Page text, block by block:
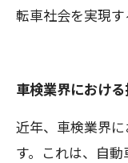
転車社会を実現す
車検業界におけ
近年、車検業界
す。これは、自